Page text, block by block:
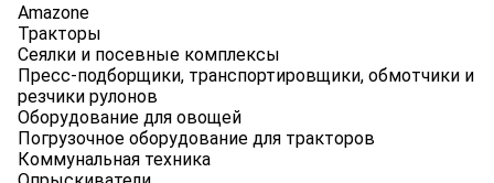
Amazone
Тракторы
Сеялки и посевные комплексы
Пресс-подборщики, транспортировщики, обмотчики и
резчики рулонов
Оборудование для овощей
Погрузочное оборудование для тракторов
Коммунальная техника